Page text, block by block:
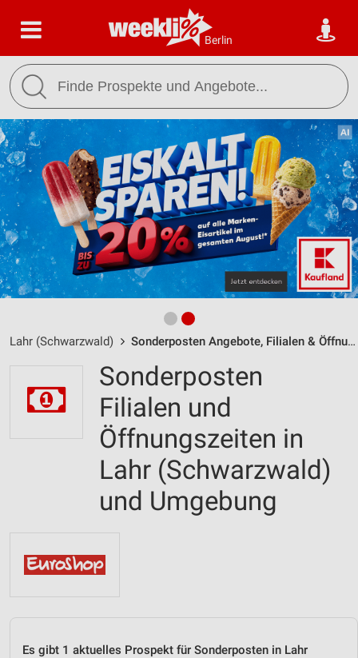
Berlin
Lahr (Schwarzwald) Sonderposten Angebote, Filialen & Öffnungszeiten
Sonderposten
Filialen und
Öffnungszeiten in
Lahr (Schwarzwald)
und Umgebung
Es gibt 1 aktuelles Prospekt für Sonderposten in Lahr